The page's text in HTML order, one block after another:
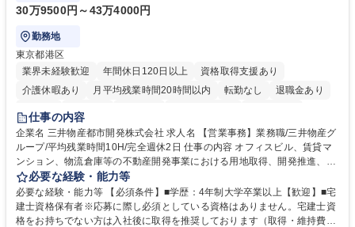
30万9500円～43万4000円
勤務地
東京都港区
業界未経験歓迎
年間休日120日以上
資格取得支援あり
介護休暇あり
月平均残業時間20時間以内 転勤なし
退職金あり
在宅OK
賞与あり
駅近5分以内
土日祝休み 寮・社宅あり
仕事の内容
企業名 三井物産都市開発株式会社 求人名 【営業事務】業務職/三井物産グ
ループ/平均残業時間10H/完全週休2日 仕事の内容 オフィスビル、賃貸マ
ンション、物流倉庫等の不動産開発事業における用地取得、開発推進、賃
貸運営、売却、仲介・活用提案等を行う営業部門において事務業務を担当
いただきます。 【詳細】・契約書管理、契約書製本、捺印対応、ファイリ
ング、登記簿取得、調書取得・支払業務（各種費用支払、支払管理、請
求・支払データ登録、取引先マスター申請対応）・予算作成及び予実管
必要な経験・能力等
必要な経験・能力等 【必須条件】■学歴：4年制大学卒業以上【歓迎】■宅
建士資格保有者※応募に際し必須としている資格はありません。宅建士資
格をお持ちでない方は入社後に取得を推奨しております（取得・維持費用